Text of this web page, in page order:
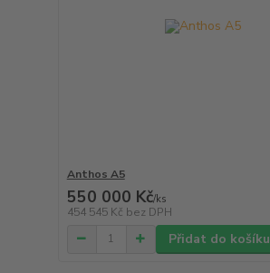
Anthos A5
550 000 Kč/ks
454 545 Kč bez DPH
Přidat do košíku